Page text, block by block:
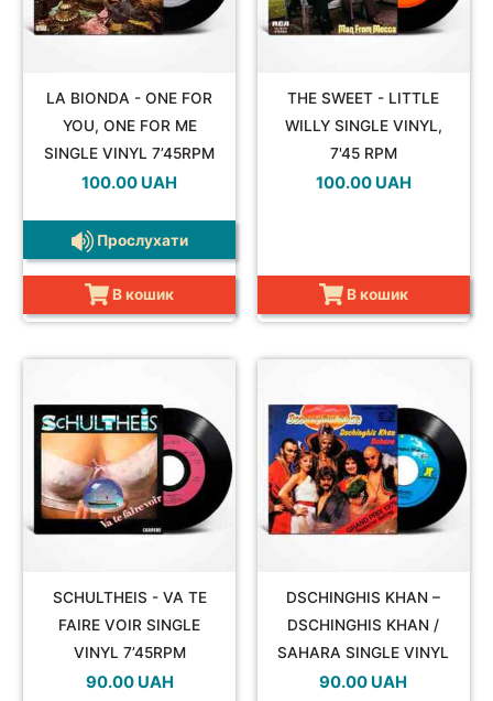
LA BIONDA - ONE FOR
YOU, ONE FOR ME
SINGLE VINYL 7’45RPM
100.00 UAH
Прослухати
В кошик
THE SWEET - LITTLE
WILLY SINGLE VINYL,
7'45 RPM
100.00 UAH
В кошик
SCHULTHEIS - VA TE
FAIRE VOIR SINGLE
VINYL 7’45RPM
90.00 UAH
DSCHINGHIS KHAN –
DSCHINGHIS KHAN /
SAHARA SINGLE VINYL
7’45RPM
90.00 UAH